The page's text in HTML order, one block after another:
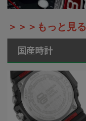
＞＞＞もっと見る
国産時計